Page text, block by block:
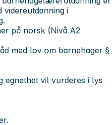
videreutdanning i
på norsk (Nivå A2
med lov om barnehager §
egnethet vil vurderes i lys